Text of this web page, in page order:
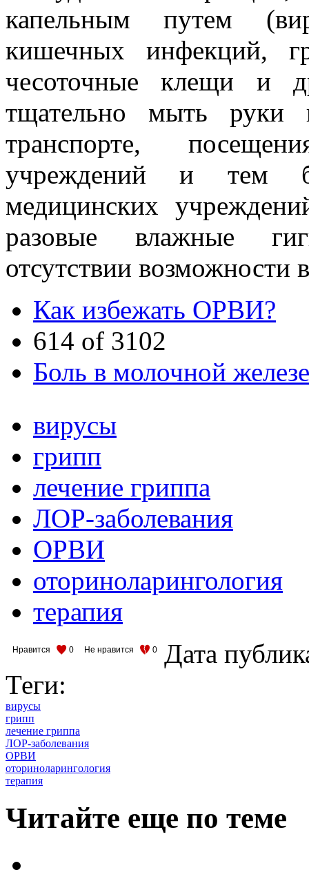
капельным путем
кишечных инфекций,
чесоточные клещи и
тщательно мыть руки
транспорте,
учреждений и тем
медицинских
разовые влажные
отсутствии возможности
Как избежать ОРВИ?
614 of 3102
Боль в молочной
вирусы
грипп
лечение гриппа
ЛОР-заболевания
ОРВИ
оториноларингология
терапия
Нравится 0 Не нравится 0
Дата
Теги:
вирусы
грипп
лечение гриппа
ЛОР-заболевания
ОРВИ
оториноларингология
терапия
Читайте еще по теме